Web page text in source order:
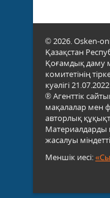
© 2026. Osken-
Қазақстан
Қоғамдық даму
комитетінің
куәлігі
® Агенттік
мақалалар мен
авторлық
Материалдарды
жасалуы
Меншік иесі: